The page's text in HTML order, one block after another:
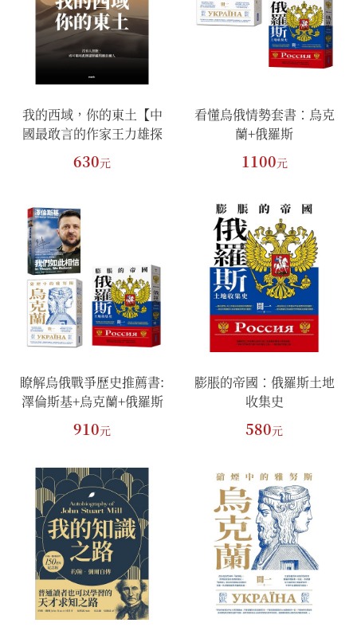
我的西域，你的東土【中
國最敢言的作家王力雄探
索新疆議題經典著
630元
看懂烏俄情勢套書：烏克
蘭+俄羅斯
1100元
瞭解烏俄戰爭歷史推薦書:
澤倫斯基+烏克蘭+俄羅斯
910元
膨脹的帝國：俄羅斯土地
收集史
580元